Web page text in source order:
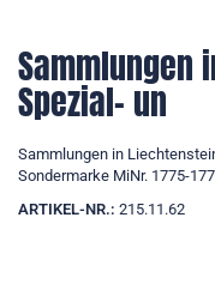
Sammlungen
Spezial- un
Sammlungen in
Sondermarke MiNr. 1775-
ARTIKEL-NR.: 215.11.62